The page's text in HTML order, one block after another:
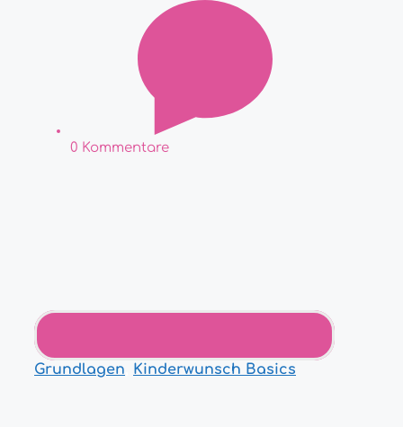
0 Kommentare
Grundlagen Kinderwunsch Basics